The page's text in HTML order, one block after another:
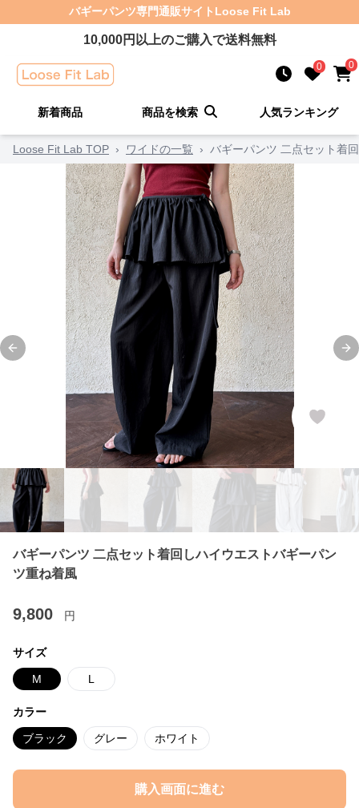
バギーパンツ専門通販サイト Loose Fit Lab
10,000円以上のご購入で送料無料
0 0
新着商品 商品を検索 人気ランキング
Loose Fit Lab TOP › ワイドの一覧 › バギーパンツ 二点セット着
Previous slide
バギーパンツ 二点セット着回しハイウエストバギーパン
ツ重ね着風
9,800 円
サイズ
M L
カラー
ブラック グレー ホワイト
購入画面に進む